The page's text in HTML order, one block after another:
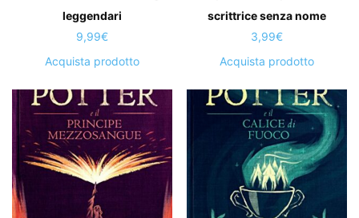
leggendari
9,99€
Acquista prodotto
scrittrice senza nome
3,99€
Acquista prodotto